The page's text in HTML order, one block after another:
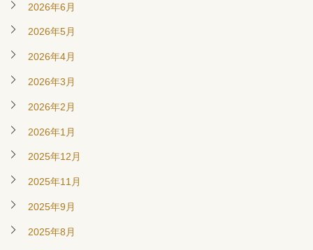
2026年6月
2026年5月
2026年4月
2026年3月
2026年2月
2026年1月
2025年12月
2025年11月
2025年9月
2025年8月